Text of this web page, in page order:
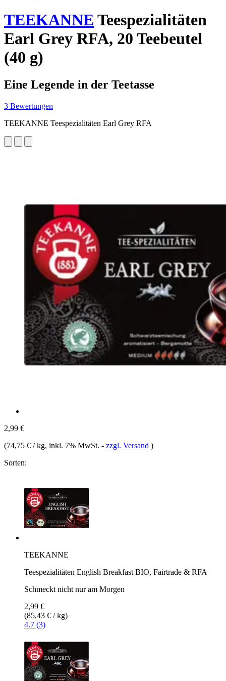
TEEKANNE Teespezialitäten
Earl Grey RFA, 20 Teebeutel
(40 g)
Eine Legende in der Teetasse
3 Bewertungen
TEEKANNE Teespezialitäten Earl Grey RFA
2,99 €
(74,75 € / kg, inkl. 7% MwSt. - zzgl. Versand )
Sorten:
TEEKANNE
Teespezialitäten English Breakfast BIO, Fairtrade & RFA
Schmeckt nicht nur am Morgen
2,99 €
(85,43 € / kg)
4.7 (3)